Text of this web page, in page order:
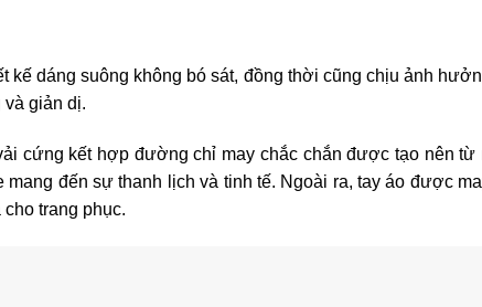
kế dáng suông không bó sát, đồng thời cũng chịu ảnh
và giản dị.
cứng kết hợp đường chỉ may chắc chắn được tạo nên từ
mang đến sự thanh lịch và tinh tế. Ngoài ra, tay áo được
trang phục.